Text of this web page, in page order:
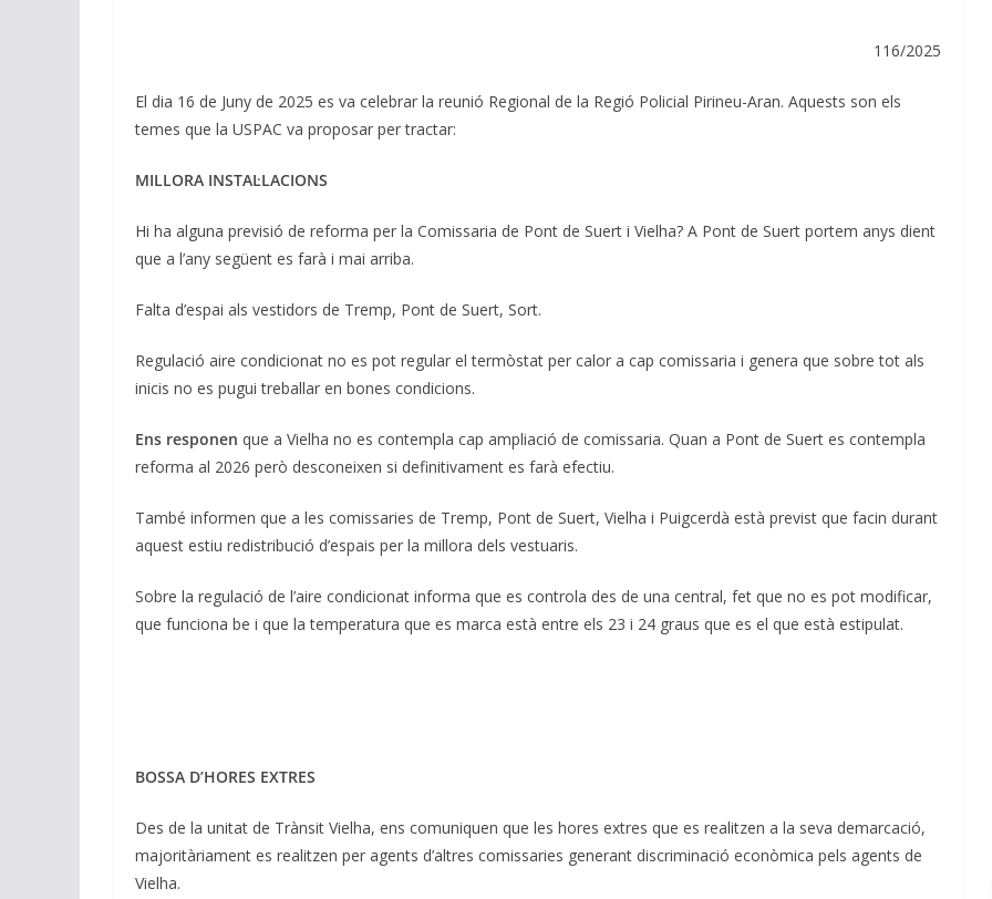
116/2025
El dia 16 de Juny de 2025 es va celebrar la reunió Regional de la Regió Policial Pirineu-Aran. Aquests son els
temes que la USPAC va proposar per tractar:
MILLORA INSTAL·LACIONS
Hi ha alguna previsió de reforma per la Comissaria de Pont de Suert i Vielha? A Pont de Suert portem anys dient
que a l’any següent es farà i mai arriba.
Falta d’espai als vestidors de Tremp, Pont de Suert, Sort.
Regulació aire condicionat no es pot regular el termòstat per calor a cap comissaria i genera que sobre tot als
inicis no es pugui treballar en bones condicions.
Ens responen que a Vielha no es contempla cap ampliació de comissaria. Quan a Pont de Suert es contempla
reforma al 2026 però desconeixen si definitivament es farà efectiu.
També informen que a les comissaries de Tremp, Pont de Suert, Vielha i Puigcerdà està previst que facin durant
aquest estiu redistribució d’espais per la millora dels vestuaris.
Sobre la regulació de l’aire condicionat informa que es controla des de una central, fet que no es pot modificar,
que funciona be i que la temperatura que es marca està entre els 23 i 24 graus que es el que està estipulat.
BOSSA D’HORES EXTRES
Des de la unitat de Trànsit Vielha, ens comuniquen que les hores extres que es realitzen a la seva demarcació,
majoritàriament es realitzen per agents d’altres comissaries generant discriminació econòmica pels agents de
Vielha.